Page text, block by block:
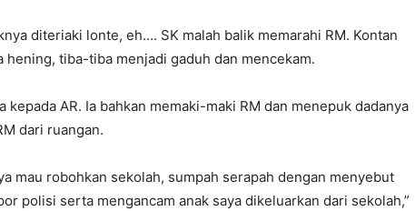
diteriaki lonte, eh…. SK malah balik memarahi RM. Kontan
hening, tiba-tiba menjadi gaduh dan mencekam.
kepada AR. Ia bahkan memaki-maki RM dan menepuk dadanya
dari ruangan.
mau robohkan sekolah, sumpah serapah dengan menyebut
polisi serta mengancam anak saya dikeluarkan dari sekolah,”